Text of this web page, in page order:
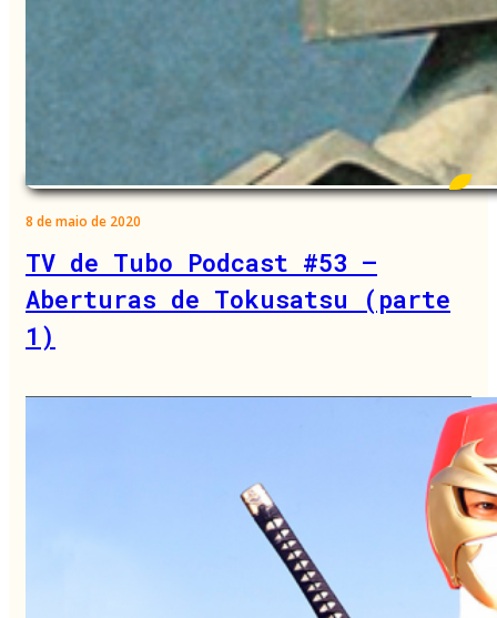
8 de maio de 2020
TV de Tubo Podcast #53 –
Aberturas de Tokusatsu (parte
1)